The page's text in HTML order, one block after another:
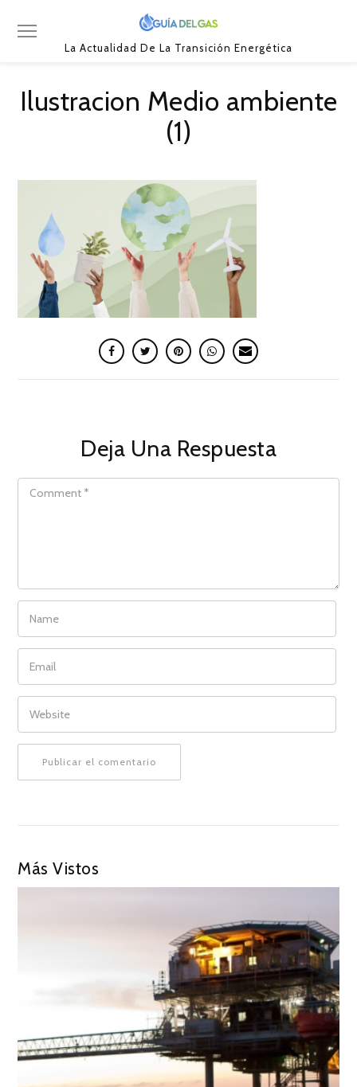
La Actualidad De La Transición Energética
Ilustracion Medio ambiente
(1)
Deja Una Respuesta
COMMENT
NAME
EMAIL
WEBSITE
Más Vistos